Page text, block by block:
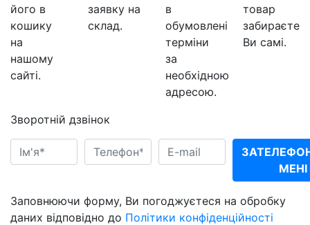
його в
кошику
на
нашому
сайті.
заявку на
склад.
в
обумовлені
терміни
за
необхідною
адресою.
товар
забираєте
Ви самі.
Зворотній дзвінок
МЕНІ
Заповнюючи форму, Ви погоджуєтеся на обробку
даних відповідно до Політики конфіденційності